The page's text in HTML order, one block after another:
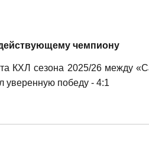
чемпиону
КХЛ сезона 2025/26 между
уверенную победу - 4:1